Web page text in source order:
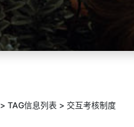
> TAG信息列表 > 交互考核制度